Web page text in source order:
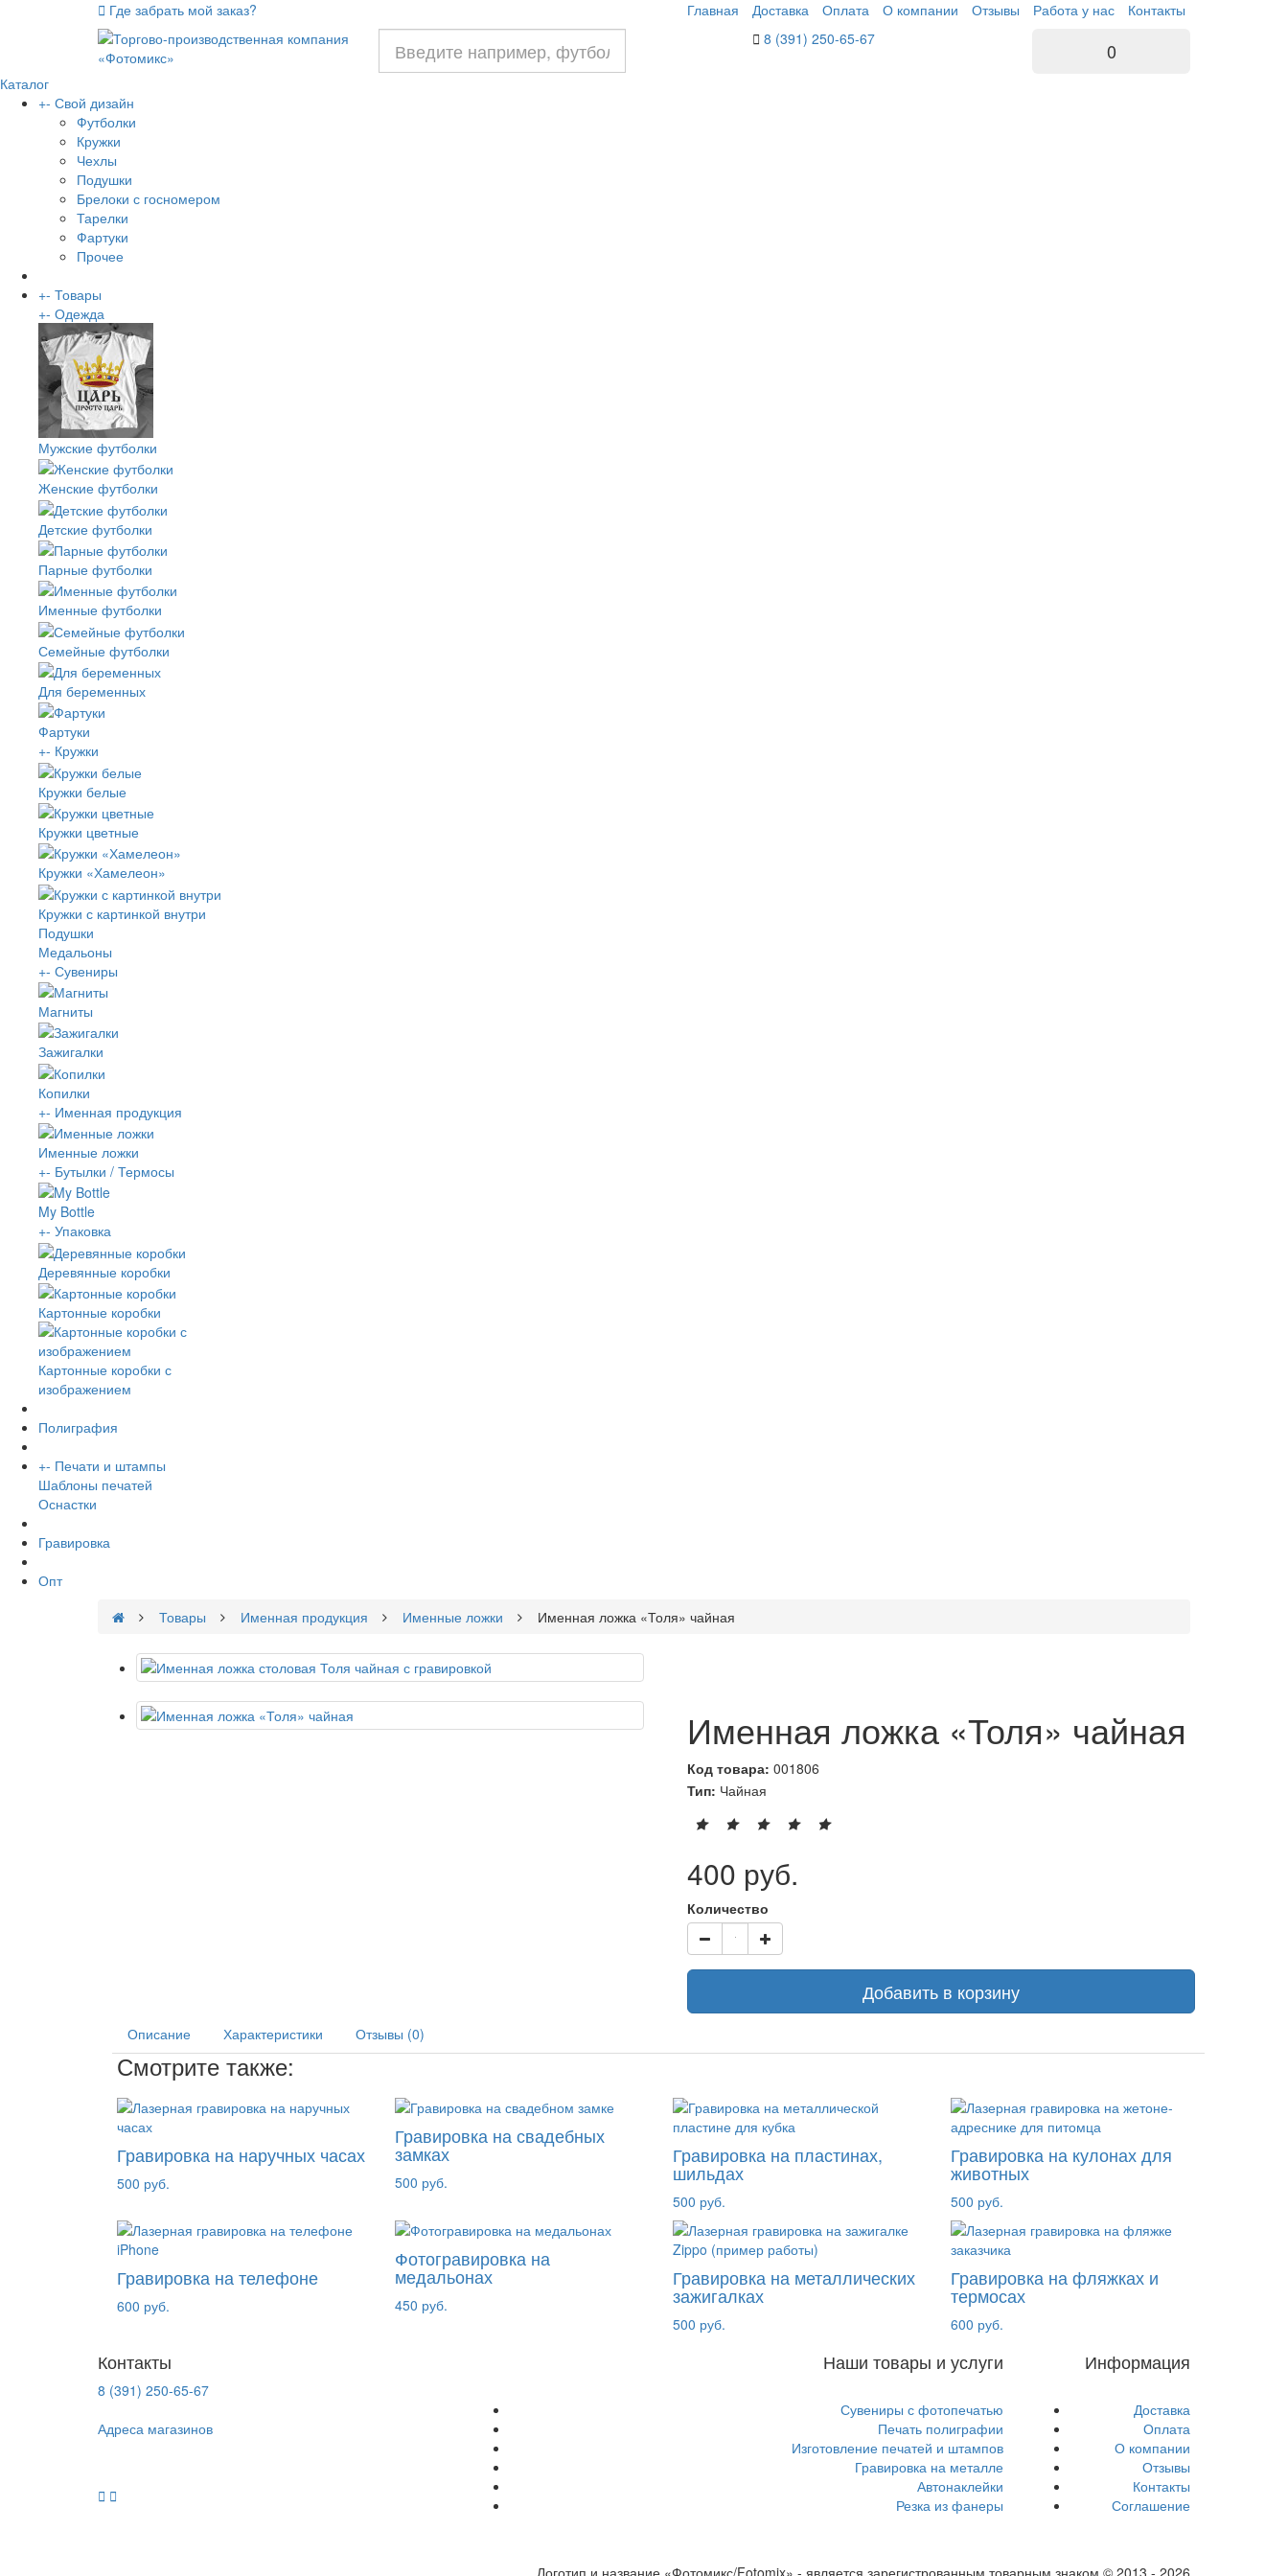
Где забрать мой заказ? Главная Доставка Оплата О компании Отзывы Работа у нас
Контакты
8 (391) 250-65-67
0
Каталог
+- Свой дизайн
Футболки
Кружки
Чехлы
Подушки
Брелоки с госномером
Тарелки
Фартуки
Прочее
+- Товары
+- Одежда
Мужские футболки
Женские футболки
Детские футболки
Парные футболки
Именные футболки
Семейные футболки
Для беременных
Фартуки
+- Кружки
Кружки белые
Кружки цветные
Кружки «Хамелеон»
Кружки с картинкой внутри
Подушки
Медальоны
+- Сувениры
Магниты
Зажигалки
Копилки
+- Именная продукция
Именные ложки
+- Бутылки / Термосы
My Bottle
+- Упаковка
Деревянные коробки
Картонные коробки
Картонные коробки с
изображением
Полиграфия
+- Печати и штампы
Шаблоны печатей
Оснастки
Гравировка
Опт
Товары
Именная продукция Именные ложки Именная ложка «Толя» чайная
Именная ложка «Толя» чайная
Код товара: 001806
Тип: Чайная
400 руб.
Количество
Добавить в корзину
Описание Характеристики Отзывы (0)
Смотрите также:
Гравировка на наручных часах
500 руб.
Гравировка на свадебных
замках
500 руб.
Гравировка на пластинах,
шильдах
500 руб.
Гравировка на кулонах для
животных
500 руб.
Гравировка на телефоне
600 руб.
Фотогравировка на
медальонах
450 руб.
Гравировка на металлических
зажигалках
500 руб.
Гравировка на фляжках и
термосах
600 руб.
Контакты
8 (391) 250-65-67
Адреса магазинов
Наши товары и услуги
Сувениры с фотопечатью
Печать полиграфии
Изготовление печатей и штампов
Гравировка на металле
Автонаклейки
Резка из фанеры
Информация
Доставка
Оплата
О компании
Отзывы
Контакты
Соглашение
Логотип и название «Фотомикс/Fotomix» - является зарегистрованным товарным знаком © 2013 - 2026